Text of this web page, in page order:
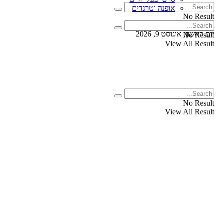
No Result
View All Result
יום ראשון, אוגוסט 9, 2026
אופנה וטרנדים
No Result
View All Result
No Result
View All Result